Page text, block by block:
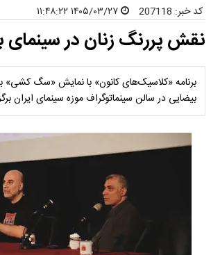
کد خبر: 207118
نقش پررنگ زنان در سینمای
برنامه «کلاسیک‌های کانون» با نمایش «سگ کشی» به
بیضایی در سالن سینماتوگراف موزه سینمای ایران